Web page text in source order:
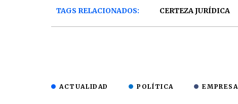
TAGS RELACIONADOS: CERTEZA JURÍDICA
ACTUALIDAD POLÍTICA EMPRESA